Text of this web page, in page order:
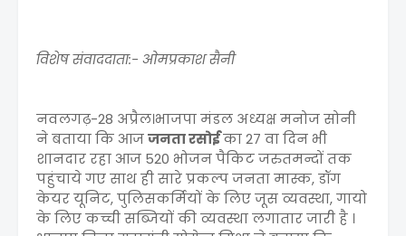
विशेष संवाददाता:- ओमप्रकाश सैनी
नवलगढ़-28 अप्रैल।भाजपा मंडल अध्यक्ष मनोज सोनी
ने बताया कि आजजनता रसोईका 27 वा दिन भी
शानदार रहा आज 520 भोजन पैकिट जरुतमन्दों तक
पहुंचाये गए साथ ही सारे प्रकल्प जनता मास्क, डॉग
केयर यूनिट, पुलिसकर्मियों के लिए जूस व्यवस्था, गायो
के लिए कच्ची सब्जियों की व्यवस्था लगातार जारी है ।